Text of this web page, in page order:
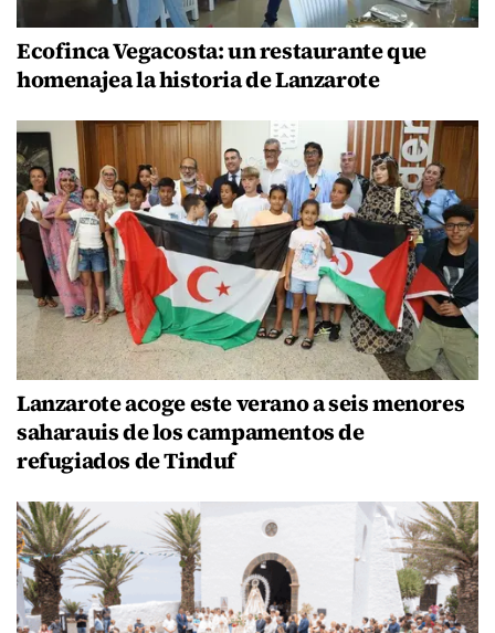
Ecofinca Vegacosta: un restaurante que
homenajea la historia de Lanzarote
Lanzarote acoge este verano a seis menores
saharauis de los campamentos de
refugiados de Tinduf